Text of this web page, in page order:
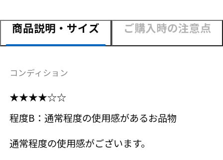
商品説明・サイズ ご購入時の注意点
コンディション
★★★★☆☆
程度B：通常程度の使用感があるお品物
通常程度の使用感がございます。